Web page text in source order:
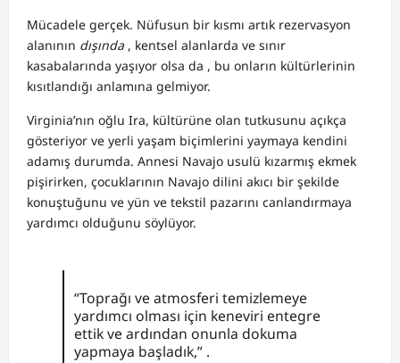
Mücadele gerçek. Nüfusun bir kısmı artık rezervasyon
alanının dışında , kentsel alanlarda ve sınır
kasabalarında yaşıyor olsa da , bu onların kültürlerinin
kısıtlandığı anlamına gelmiyor.
Virginia’nın oğlu Ira, kültürüne olan tutkusunu açıkça
gösteriyor ve yerli yaşam biçimlerini yaymaya kendini
adamış durumda. Annesi Navajo usulü kızarmış ekmek
pişirirken, çocuklarının Navajo dilini akıcı bir şekilde
konuştuğunu ve yün ve tekstil pazarını canlandırmaya
yardımcı olduğunu söylüyor.
“Toprağı ve atmosferi temizlemeye
yardımcı olması için keneviri entegre
ettik ve ardından onunla dokuma
yapmaya başladık,” .